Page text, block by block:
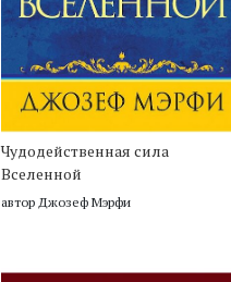
Чудодейственная сила
Вселенной
автор Джозеф Мэрфи